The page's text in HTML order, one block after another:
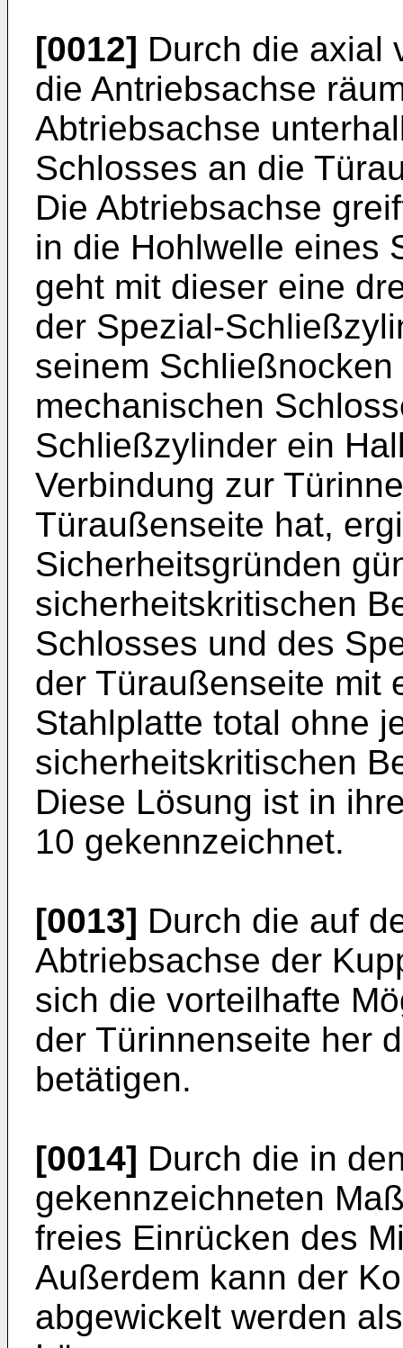
[0012] Durch die axial
die Antriebsachse
Abtriebsachse
Schlosses an die
Die Abtriebsachse
in die Hohlwelle eines
geht mit dieser eine
der Spezial-
seinem
mechanischen
Schließzylinder ein
Verbindung zur
Türaußenseite hat,
Sicherheitsgründen
sicherheitskritischen
Schlosses und des
der Türaußenseite mit
Stahlplatte total ohne
sicherheitskritischen
Diese Lösung ist in
10 gekennzeichnet.
[0013] Durch die auf
Abtriebsachse der
sich die vorteilhafte
der Türinnenseite her
betätigen.
[0014] Durch die in
gekennzeichneten
freies Einrücken des
Außerdem kann der
abgewickelt werden